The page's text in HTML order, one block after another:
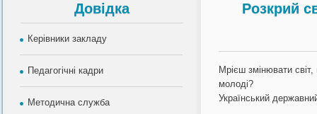
Довiдка
Керівники закладу
Педагогічні кадри
Методична служба
Розкрий
Мрієш змінювати
молоді?
Український